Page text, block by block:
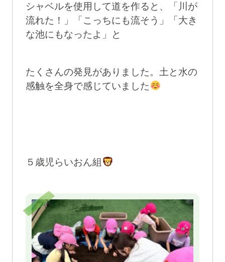
シャベルを使用して道を作ると、「川が
流れた！」「こっちにも流そう」「大き
な池にもなったよ」と
たくさんの発見がありました。土と水の
感触を全身で感じていました
５歳児らいおん組